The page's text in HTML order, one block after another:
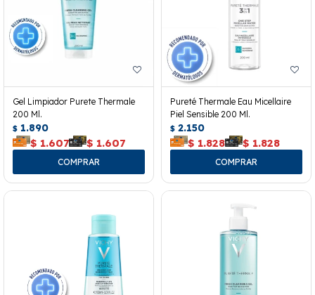
Gel Limpiador Purete Thermale
200 Ml.
$ 1.890
$ 1.607 $ 1.607
Pureté Thermale Eau Micellaire
Piel Sensible 200 Ml.
$ 2.150
$ 1.828 $ 1.828